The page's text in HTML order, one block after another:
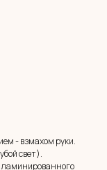
- взмахом руки.
свет).
ламинированного